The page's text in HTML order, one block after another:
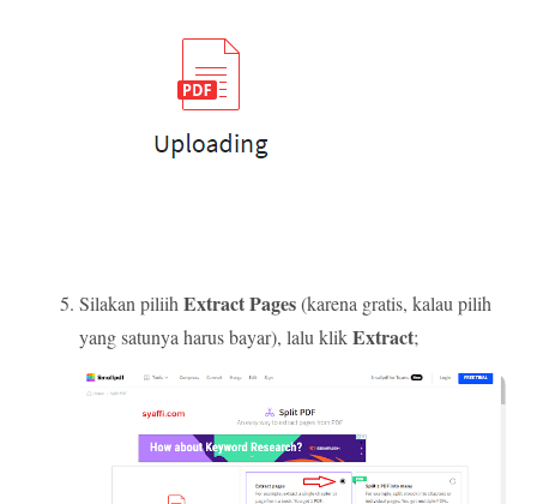
Silakan piliihExtract Pages(karena gratis, kalau pilih
yang satunya harus bayar), lalu klikExtract;